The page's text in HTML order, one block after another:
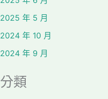
2025 年 5 月
2024 年 10 月
2024 年 9 月
分類